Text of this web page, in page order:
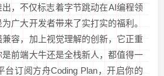
出，不仅标志着字节跳动在AI编程领
广大开发者带来了实打实的福利。
容，加上视觉理解的创新，它正重
前端大牛还是全栈新人，都值得一
台订阅方舟Coding Plan，开启你的